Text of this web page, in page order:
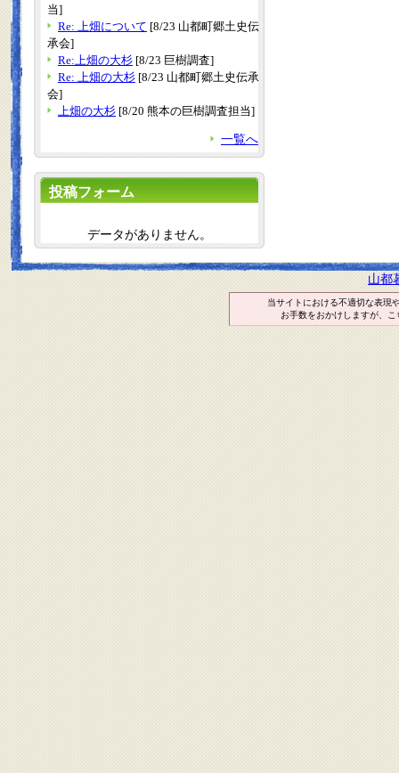
当]
Re: 上畑について [8/23 山都町郷土史伝
承会]
Re:上畑の大杉 [8/23 巨樹調査]
Re: 上畑の大杉 [8/23 山都町郷土史伝承
会]
上畑の大杉 [8/20 熊本の巨樹調査担当]
一覧へ
投稿フォーム
データがありません。
山都
当サイトにおける不適切な表現
お手数をおかけしますが、こ